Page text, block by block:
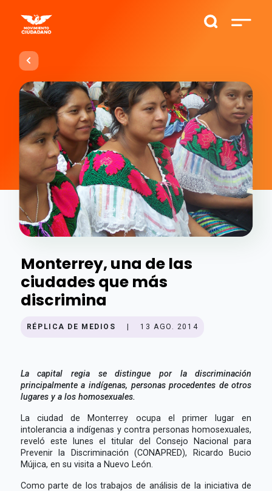
Monterrey, una de las
ciudades que más
discrimina
RÉPLICA DE MEDIOS 13 AGO. 2014
La capital regia se distingue por la discriminación
principalmente a indígenas, personas procedentes de otros
lugares y a los homosexuales.
La ciudad de Monterrey ocupa el primer lugar en
intolerancia a indígenas y contra personas homosexuales,
reveló este lunes el titular del Consejo Nacional para
Prevenir la Discriminación (CONAPRED), Ricardo Bucio
Mújica, en su visita a Nuevo León.
Como parte de los trabajos de análisis de la iniciativa de